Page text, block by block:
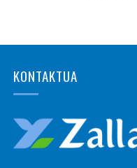
KONTAKTUA